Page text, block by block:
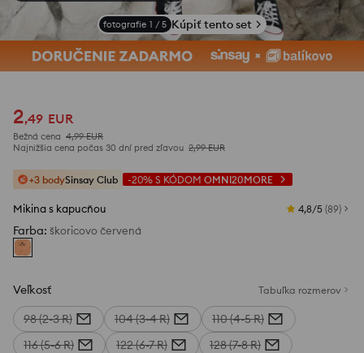
fotografie 1 / 5 Kúpiť tento set
2,49 EUR
Bežná cena 4,99 EUR
Najnižšia cena počas 30 dní pred zľavou 2,99 EUR
+3 bodySinsay Club -20% S KÓDOM OMNI20MORE
Mikina s kapucňou 4,8/5 (89)
Farba: škoricovo červená
Veľkosť Tabuľka rozmerov
98 (2-3 R) 104 (3-4 R)
110 (4-5 R)
116 (5-6 R)
122 (6-7 R) 128 (7-8 R)